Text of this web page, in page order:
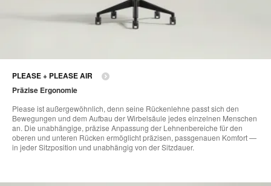
PLEASE + PLEASE AIR
Präzise Ergonomie
Please ist außergewöhnlich, denn seine Rückenlehne passt sich den
Bewegungen und dem Aufbau der Wirbelsäule jedes einzelnen Menschen
an. Die unabhängige, präzise Anpassung der Lehnenbereiche für den
oberen und unteren Rücken ermöglicht präzisen, passgenauen Komfort —
in jeder Sitzposition und unabhängig von der Sitzdauer.